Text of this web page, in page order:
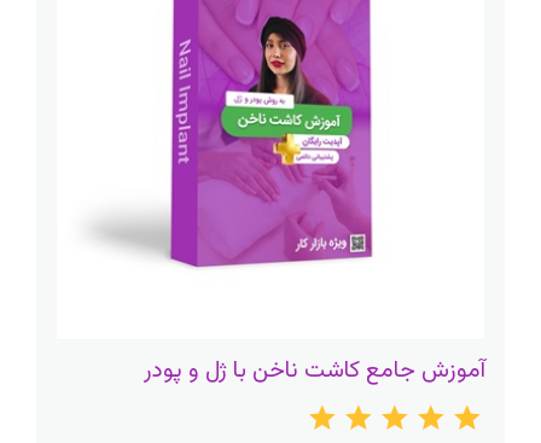
آموزش جامع کاشت ناخن با ژل و پودر